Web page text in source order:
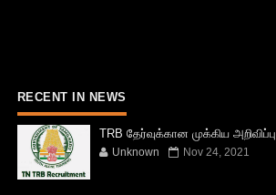
RECENT IN NEWS
TRB தேர்வுக்கான முக்கிய அறிவிப்பு
Unknown Nov 24, 2021